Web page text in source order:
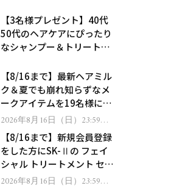
【3名様プレゼント】40代
50代のヘアケアにぴったり
なシャンプー＆トリートメ
処！
【8/16まで】最新ヘアミル
ク＆夏でも崩れ知らずなメ
ークアイテムを19名様にプ
レゼント！
2026年8月16日（日）23:59ま
で【8/16まで】新規会員登録
をした方にSK-Ⅱの フェイ
シャル トリートメント セラ
ムをプレゼント！
2026年8月16日（日）23:59ま